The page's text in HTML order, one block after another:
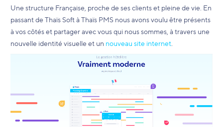
Une structure Française, proche de ses clients et pleine de vie. En
passant de Thaïs Soft à Thaïs PMS nous avons voulu être présents
à vos côtés et partager avec vous qui nous sommes, à travers une
nouvelle identité visuelle et un nouveau site internet